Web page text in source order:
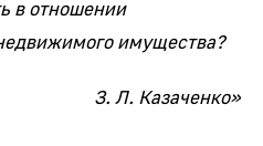
в отношении
имущества?
З. Л. Казаченко»